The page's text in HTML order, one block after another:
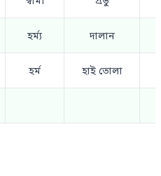
হর্ম্য দালান
হর্ম হাই তোলা